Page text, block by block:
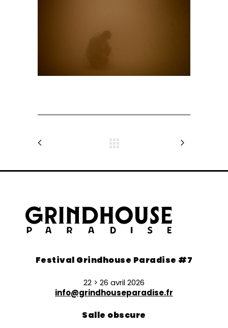
Festival Grindhouse Paradise #7
22 > 26 avril 2026
info@grindhouseparadise.fr
Salle obscure